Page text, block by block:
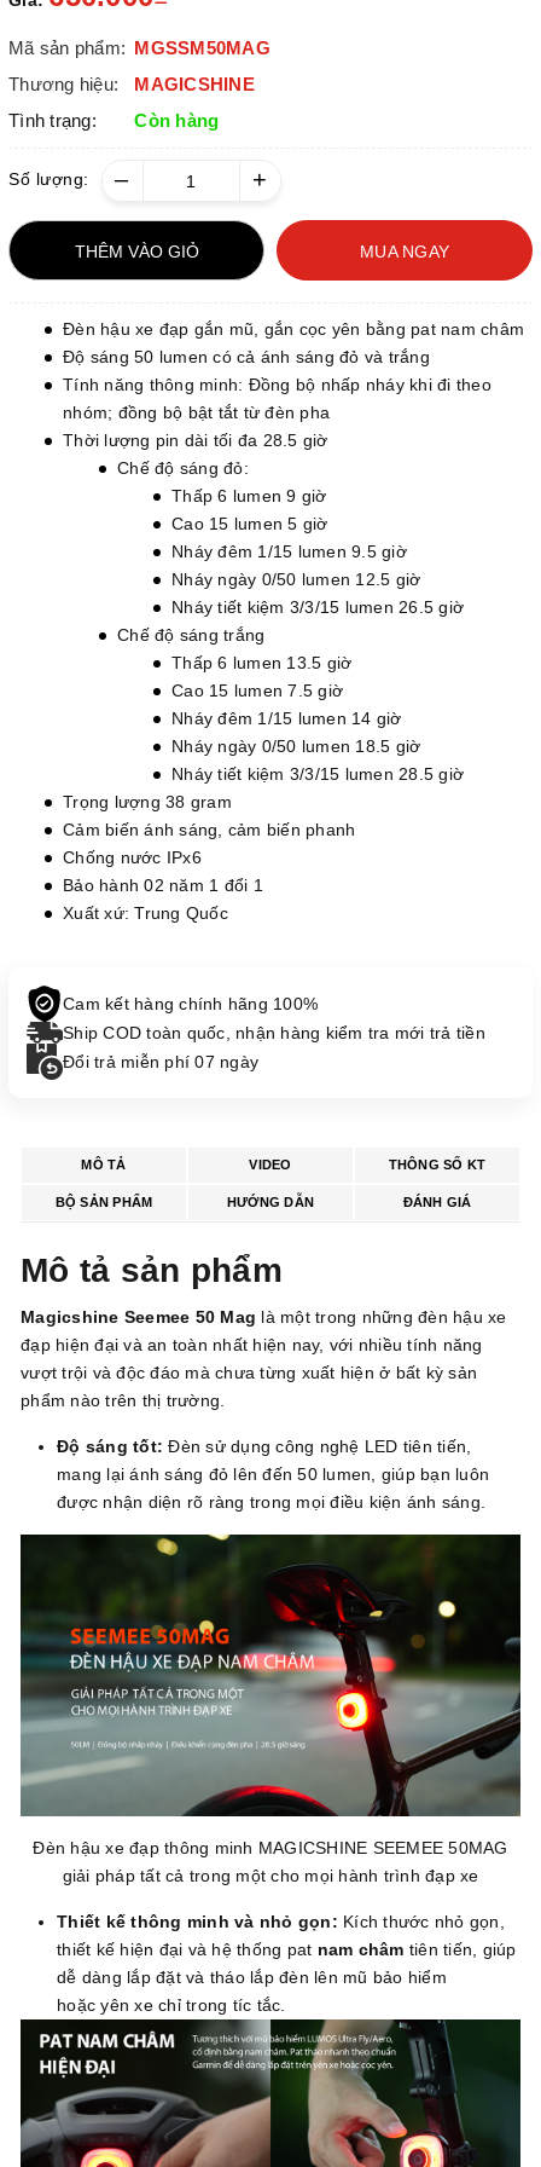
Mã sản phẩm: MGSSM50MAG
Thương hiệu:
MAGICSHINE
Tình trạng:
Còn hàng
Số lượng: – +
THÊM VÀO GIỎ MUA NGAY
Đèn hậu xe đạp gắn mũ, gắn cọc yên bằng pat nam châm
Độ sáng 50 lumen có cả ánh sáng đỏ và trắng
Tính năng thông minh: Đồng bộ nhấp nháy khi đi theo
nhóm; đồng bộ bật tắt từ đèn pha
Thời lượng pin dài tối đa 28.5 giờ
Chế độ sáng đỏ:
Thấp 6 lumen 9 giờ
Cao 15 lumen 5 giờ
Nháy đêm 1/15 lumen 9.5 giờ
Nháy ngày 0/50 lumen 12.5 giờ
Nháy tiết kiệm 3/3/15 lumen 26.5 giờ
Chế độ sáng trắng
Thấp 6 lumen 13.5 giờ
Cao 15 lumen 7.5 giờ
Nháy đêm 1/15 lumen 14 giờ
Nháy ngày 0/50 lumen 18.5 giờ
Nháy tiết kiệm 3/3/15 lumen 28.5 giờ
Trọng lượng 38 gram
Cảm biến ánh sáng, cảm biến phanh
Chống nước IPx6
Bảo hành 02 năm 1 đổi 1
Xuất xứ: Trung Quốc
Cam kết hàng chính hãng 100%
Ship COD toàn quốc, nhận hàng kiểm tra mới trả tiền
Đổi trả miễn phí 07 ngày
MÔ TẢ VIDEO THÔNG SỐ KT
BỘ SẢN PHẨM HƯỚNG DẪN ĐÁNH GIÁ
Mô tả sản phẩm
Magicshine Seemee 50 Mag là một trong những đèn hậu xe
đạp hiện đại và an toàn nhất hiện nay, với nhiều tính năng
vượt trội và độc đáo mà chưa từng xuất hiện ở bất kỳ sản
phẩm nào trên thị trường.
Độ sáng tốt:Đèn sử dụng công nghệ LED tiên tiến,
mang lại ánh sáng đỏ lên đến 50 lumen, giúp bạn luôn
được nhận diện rõ ràng trong mọi điều kiện ánh sáng.
Đèn hậu xe đạp thông minh MAGICSHINE SEEMEE 50MAG
giải pháp tất cả trong một cho mọi hành trình đạp xe
Thiết kế thông minh và nhỏ gọn: Kích thước nhỏ gọn,
thiết kế hiện đại và hệ thống pat nam châm tiên tiến, giúp
dễ dàng lắp đặt và tháo lắp đèn lên mũ bảo hiểm
hoặc yên xe chỉ trong tíc tắc.